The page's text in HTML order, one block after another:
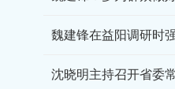
魏建锋在益阳调研时
沈晓明主持召开省委